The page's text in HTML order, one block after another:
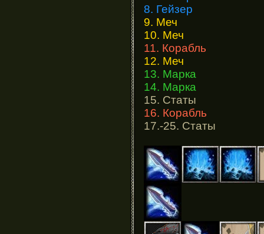
8. Гейзер
9. Меч
10. Меч
11. Корабль
12. Меч
13. Марка
14. Марка
15. Статы
16. Корабль
17.-25. Статы